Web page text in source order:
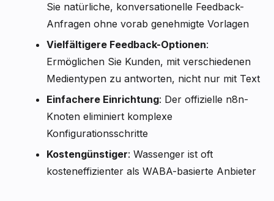
Sie natürliche, konversationelle Feedback-
Anfragen ohne vorab genehmigte Vorlagen
Vielfältigere Feedback-Optionen:
Ermöglichen Sie Kunden, mit verschiedenen
Medientypen zu antworten, nicht nur mit Text
Einfachere Einrichtung: Der offizielle n8n-
Knoten eliminiert komplexe
Konfigurationsschritte
Kostengünstiger: Wassenger ist oft
kosteneffizienter als WABA-basierte Anbieter